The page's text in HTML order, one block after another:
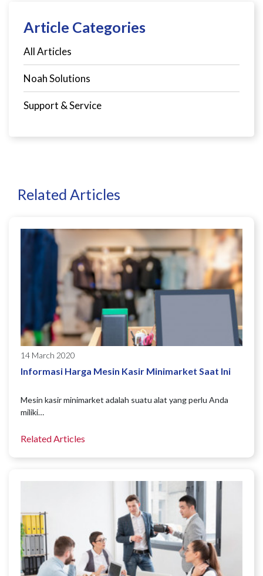
Article Categories
All Articles
Noah Solutions
Support & Service
Related Articles
14 March 2020
Informasi Harga Mesin Kasir Minimarket Saat Ini
Mesin kasir minimarket adalah suatu alat yang perlu Anda
miliki…
Related Articles